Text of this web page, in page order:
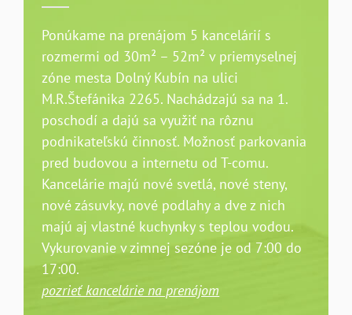
Ponúkame na prenájom 5 kancelárií s
rozmermi od 30m² – 52m² v priemyselnej
zóne mesta Dolný Kubín na ulici
M.R.Štefánika 2265. Nachádzajú sa na 1.
poschodí a dajú sa využiť na rôznu
podnikateľskú činnosť. Možnosť parkovania
pred budovou a internetu od T-comu.
Kancelárie majú nové svetlá, nové steny,
nové zásuvky, nové podlahy a dve z nich
majú aj vlastné kuchynky s teplou vodou.
Vykurovanie v zimnej sezóne je od 7:00 do
17:00.
pozrieť kancelárie na prenájom